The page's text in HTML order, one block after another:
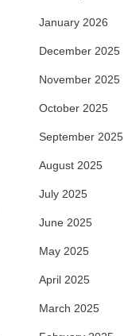
January 2026
December 2025
November 2025
October 2025
September 2025
August 2025
July 2025
June 2025
May 2025
April 2025
March 2025